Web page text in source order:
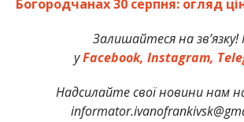
Богородчанах 30 серпня: огляд
Залишайтеся на
уFacebook, Instagram,
Надсилайте свої новини нам